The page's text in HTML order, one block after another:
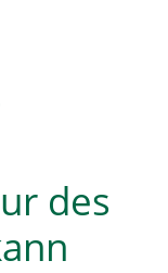
des